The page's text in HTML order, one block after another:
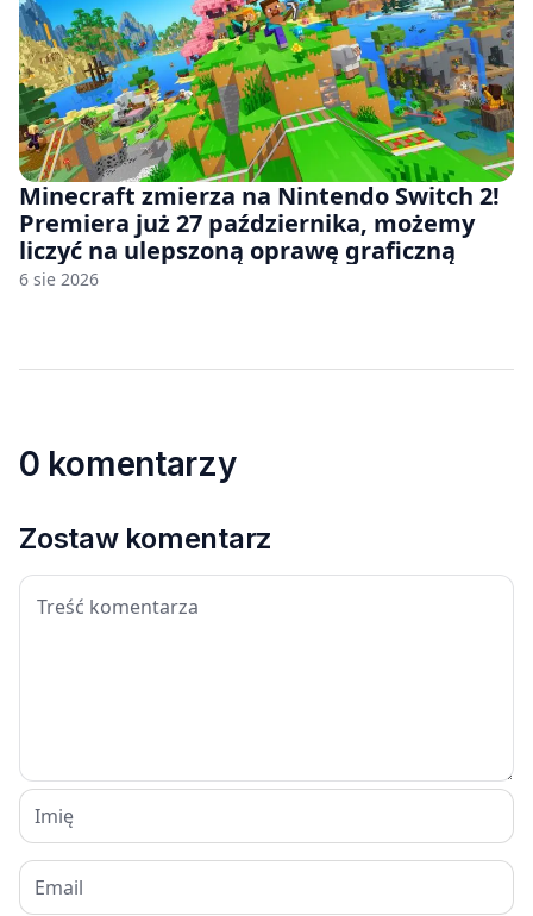
Minecraft zmierza na Nintendo Switch 2!
Premiera już 27 października, możemy
liczyć na ulepszoną oprawę graficzną
6 sie 2026
0 komentarzy
Zostaw komentarz